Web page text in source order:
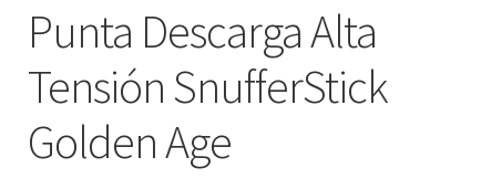
Punta Descarga Alta
Tensión SnufferStick
Golden Age